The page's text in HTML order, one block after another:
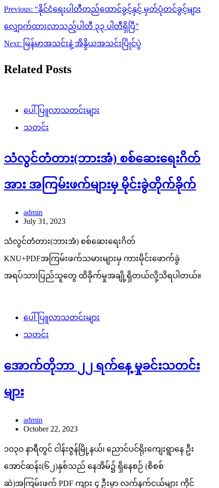
Post
navigation
Previous: “နိုင်ငံရေးပါတီတည်ထောင်ခွင့်နှင့် မှတ်ပုံတင်ခွင့်များ
လျှောက်ထားလာသည့်ပါတီ ၃၃ ပါတီရှိပြီ”
Next: မြန်မာအသင်းနဲ့ အိန္ဒိယအသင်းပြိုင်ပွဲ
Related Posts
ပေါ်ပြူလာသတင်းများ
သတင်း
သံလွင်တံတား(ဘားအံ) စစ်ဆေးရေးဂိတ်
အား အကြမ်းဖက်များမှ မိုင်းခွဲတိုက်ခိုက်
admin
July 31, 2023
သံလွင်တံတား(ဘားအံ) စစ်ဆေးရေးဂိတ်
KNU+PDFအကြမ်းဖက်သမားများမှ ကားမိုင်းဖောက်ခွဲ
အရပ်သားပြည်သူတွေ ထိခိုက်မှုအချို့ရှိတယ်လို့သိရပါတယ်။
ပေါ်ပြူလာသတင်းများ
သတင်း
အောက်တိုဘာ ၂၂ ရက်နေ့ မှုခင်းသတင်း
များ
admin
October 22, 2023
၁၀၃၀ နာရီတွင် ငါန်းဇွန်မြို့နယ်၊ ညောင်ပင်ရိုးကျေးရွာနေ ဦး
အောင်ဆန်း(၆၂)နှစ်သည် နေအိမ်၌ ရှိနေစဉ် (စိစစ်
ဆဲ)အကြမ်းဖက် PDF ကျား ၄ ဦးမှာ လက်နက်ငယ်များ ကိုင်